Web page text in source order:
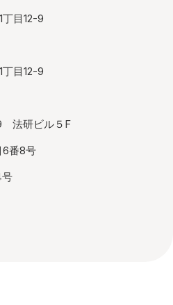
丁目12-9
丁目12-9
法研ビル５F
6番8号